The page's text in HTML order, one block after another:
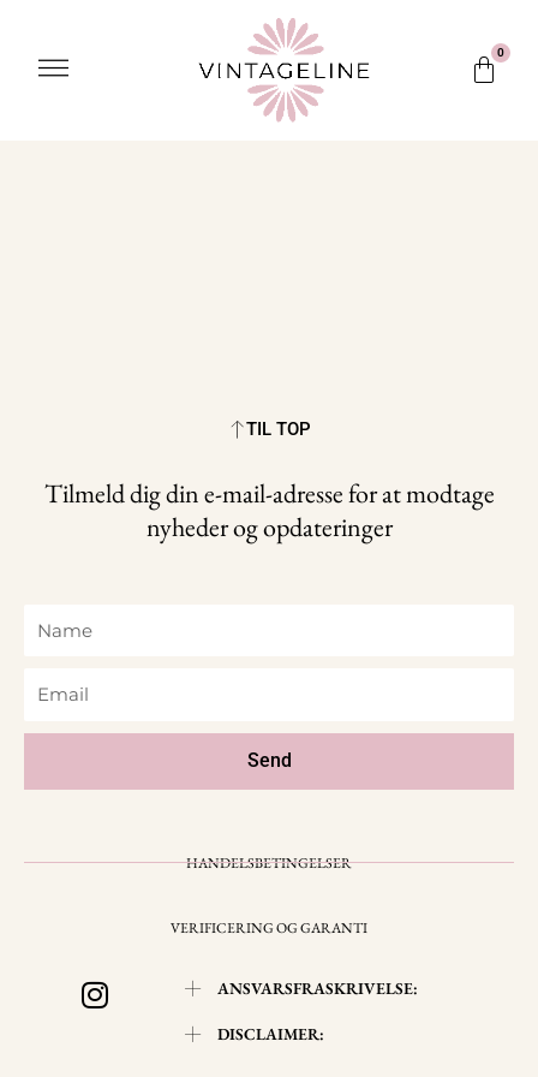
indholdet
Menu 0
Kurv
TIL TOP
Tilmeld dig din e-mail-adresse for at modtage
nyheder og opdateringer
Send
HANDELSBETINGELSER
VERIFICERING OG GARANTI
I
n
ANSVARSFRASKRIVELSE:
DISCLAIMER: